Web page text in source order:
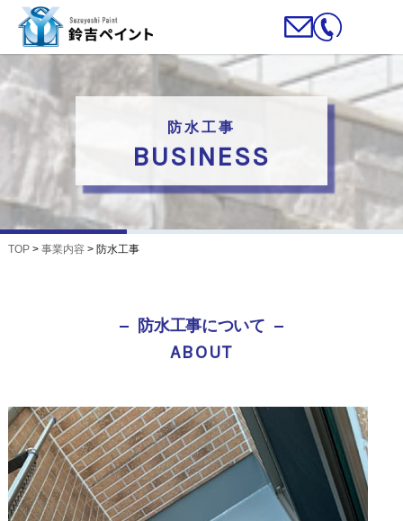
防水工事
BUSINESS
TOP> 事業内容 > 防水工事
防水工事について
ABOUT